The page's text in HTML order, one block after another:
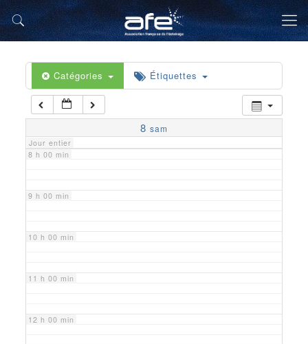
Catégories Étiquettes
8 sam
Jour entier
5 h 00 min
6 h 00 min
7 h 00 min
8 h 00 min
9 h 00 min
10 h 00 min
11 h 00 min
12 h 00 min